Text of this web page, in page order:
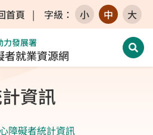
首頁 | 字級 ： 小 中 大
力發展署
者就業資源網 開
資訊
障礙者統計資訊